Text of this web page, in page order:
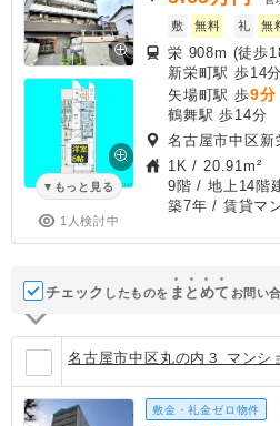
もっと見る
1人検討中
敷
無料 礼 無
栄 908m (徒歩
新栄町駅 歩14分
矢場町駅 歩9分
鶴舞駅 歩14分
名古屋市中区新
1K / 20.91m²
9階 / 地上14階
築7年 / 賃貸マ
チェック したものを ま と めて お問い
名古屋市中区丸の内３ マンシ
敷金・礼金ゼロ物件